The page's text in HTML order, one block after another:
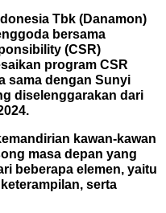
Tbk (Danamon)
bersama
(CSR)
program CSR
sama dengan Sunyi
diselenggarakan dari
kawan-kawan
masa depan yang
beberapa elemen, yaitu
serta